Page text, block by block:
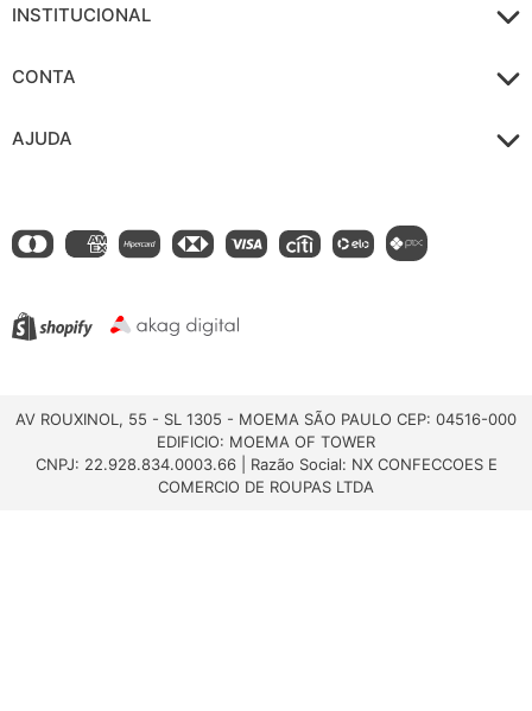
INSTITUCIONAL
CONTA
AJUDA
AV ROUXINOL, 55 - SL 1305 - MOEMA SÃO PAULO CEP: 04516-000
EDIFICIO: MOEMA OF TOWER
CNPJ: 22.928.834.0003.66 | Razão Social: NX CONFECCOES E
COMERCIO DE ROUPAS LTDA